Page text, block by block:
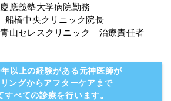
應義塾大学病院勤務
橋中央クリニック院長
山セレスクリニック 治療責任者
以上の経験がある元神医師が
ングからアフターケアまで
すべての診療を行います。